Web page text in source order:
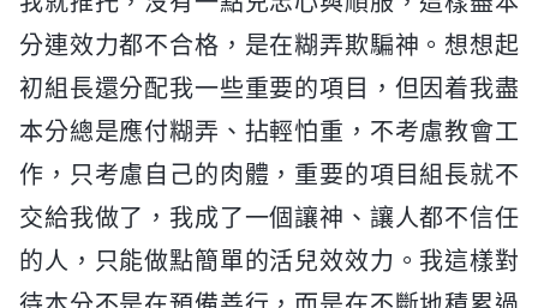
分連效力都不合格，是在糊弄欺騙神。想想起
初組長還分配我一些重要的項目，但因着我盡
本分總是應付糊弄、拈輕怕重，不考慮教會工
作，只考慮自己的肉體，重要的項目組長就不
交給我做了，我成了一個讓神、讓人都不信任
的人，只能做點簡單的活兒效效力。我這樣對